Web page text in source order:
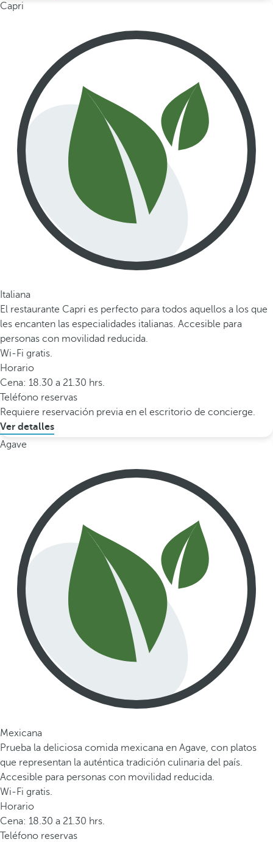
Capri
Italiana
El restaurante Capri es perfecto para todos aquellos a los que
les encanten las especialidades italianas. Accesible para
personas con movilidad reducida.
Wi-Fi gratis.
Horario
Cena: 18.30 a 21.30 hrs.
Teléfono reservas
Requiere reservación previa en el escritorio de concierge.
Ver detalles
Agave
Mexicana
Prueba la deliciosa comida mexicana en Agave, con platos
que representan la auténtica tradición culinaria del país.
Accesible para personas con movilidad reducida.
Wi-Fi gratis.
Horario
Cena: 18.30 a 21.30 hrs.
Teléfono reservas